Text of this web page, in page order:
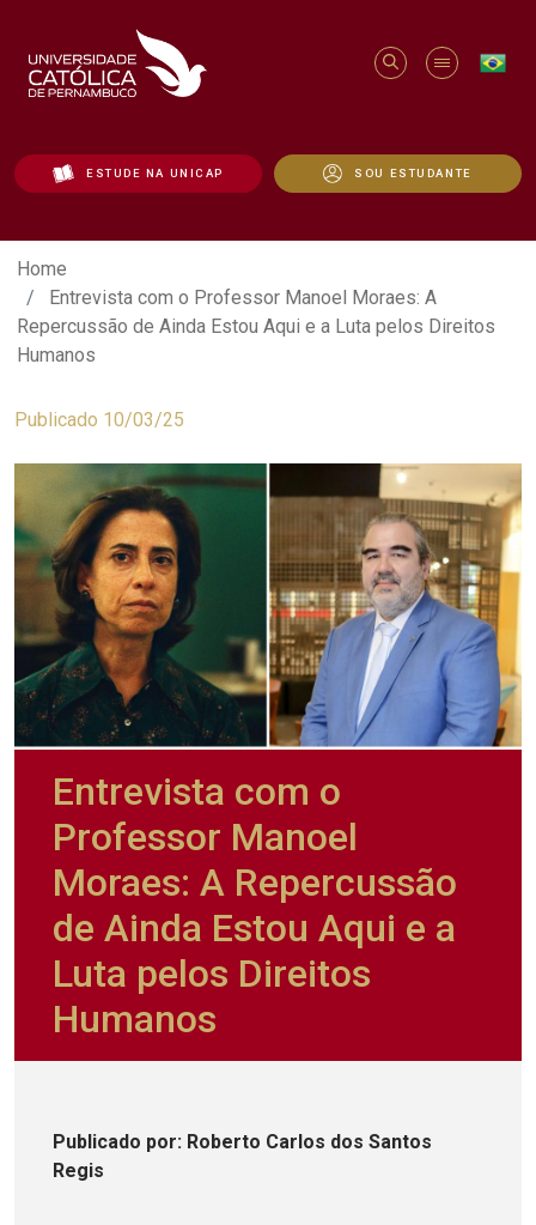
ESTUDE NA UNICAP SOU ESTUDANTE
Entrevista com o Professor Manoel
Home
Entrevista com o Professor Manoel Moraes: A
Repercussão de Ainda Estou Aqui e a Luta pelos Direitos
Humanos
Publicado 10/03/25
Entrevista com o
Professor Manoel
Moraes: A Repercussão
de Ainda Estou Aqui e a
Luta pelos Direitos
Humanos
Publicado por: Roberto Carlos dos Santos
Regis